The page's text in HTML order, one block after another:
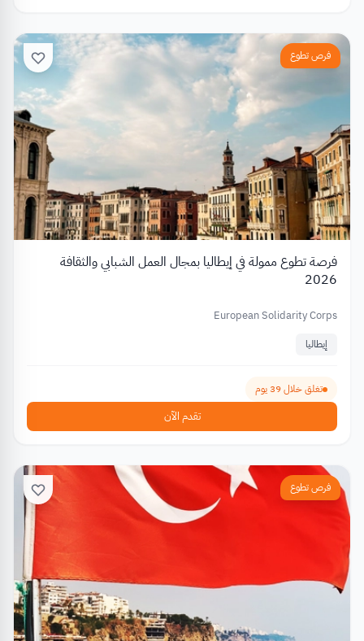
فرص تطوع
فرصة تطوع ممولة في إيطاليا بمجال العمل الشبابي والثقافة
2026
European Solidarity Corps
إيطاليا
تغلق خلال 39 يوم
تقدم الآن
فرص تطوع